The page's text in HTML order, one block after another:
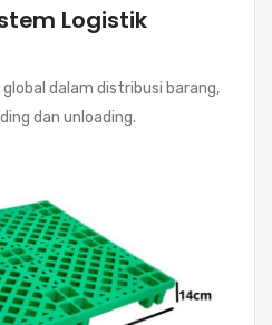
Logistik
dalam distribusi barang,
dan unloading.